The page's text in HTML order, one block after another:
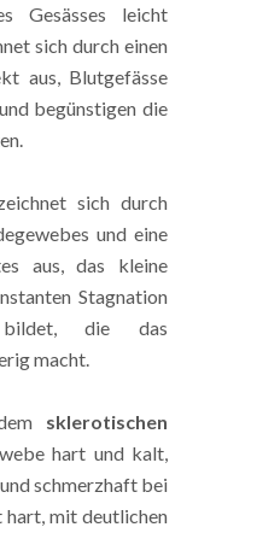
Gesässes leicht
sich durch einen
aus, Blutgefässe
begünstigen die
sich durch
und eine
aus, das kleine
Stagnation
bildet, die das
macht.
sklerotischen
hart und kalt,
schmerzhaft bei
hart, mit deutlichen